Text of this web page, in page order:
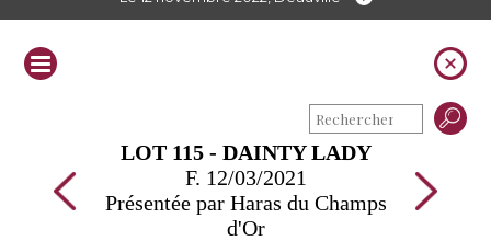
LOT 115 - DAINTY LADY
F. 12/03/2021
Présentée par Haras du Champs
d'Or